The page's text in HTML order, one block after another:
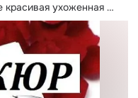
красивая ухоженная